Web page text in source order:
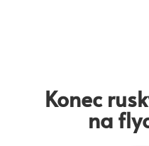
Konec
na